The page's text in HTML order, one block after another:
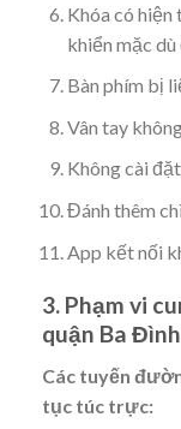
Khóa có
khiển mặc
Bàn phím bị
Vân tay
Không cài
Đánh thêm
App kết nối
3. Phạm vi
quận Ba Đình
Các tuyến
tục túc trực: